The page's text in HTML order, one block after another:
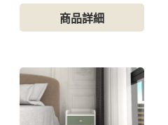
商品詳細